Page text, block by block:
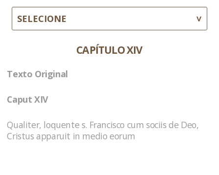
SELECIONE
CAPÍTULO XIV
Texto Original
Caput XIV
Qualiter, loquente s. Francisco cum sociis de Deo,
Cristus apparuit in medio eorum